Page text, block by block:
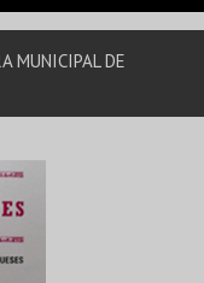
MUNICIPAL DE